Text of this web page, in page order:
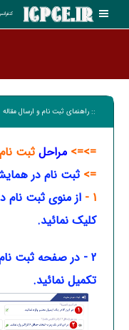
:: راهنمای ثبت نام و ارسال مقاله
=>=> مراحلثبت نام
=> ثبت نام در
1 -
از منوی ثبت
کلیک نمائید.
2 - در صفحه ثبت
تکمیل نمائید.